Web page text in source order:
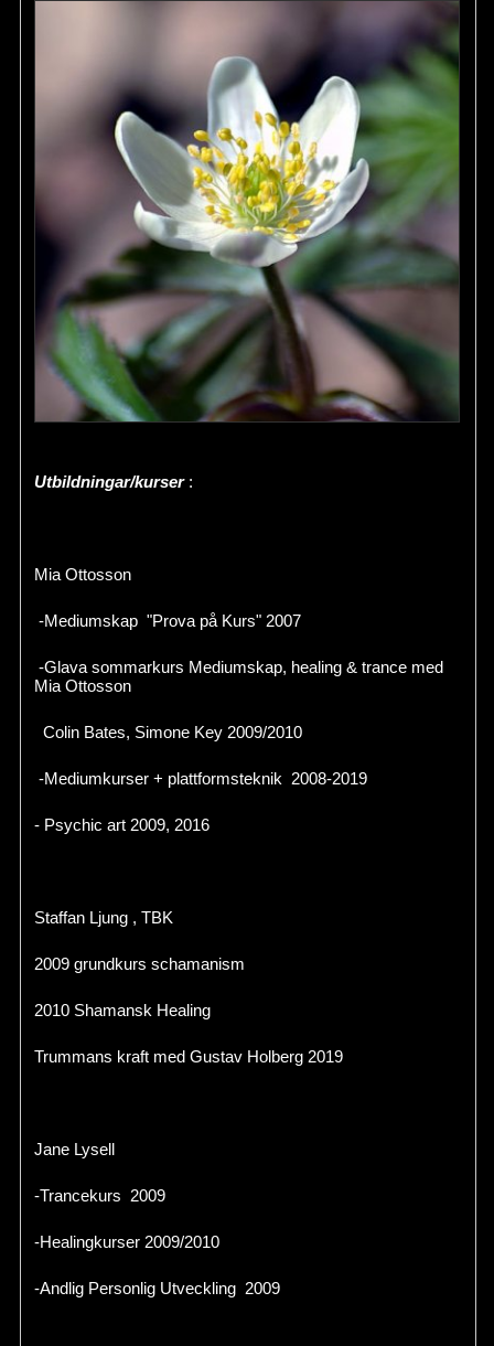
Utbildningar/kurser:
Mia Ottosson
-Mediumskap "Prova på Kurs" 2007
-Glava sommarkurs Mediumskap, healing & trance med
Mia Ottosson
Colin Bates, Simone Key 2009/2010
-Mediumkurser + plattformsteknik 2008-2019
- Psychic art 2009, 2016
Staffan Ljung , TBK
2009 grundkurs schamanism
2010 Shamansk Healing
Trummans kraft med Gustav Holberg 2019
Jane Lysell
-Trancekurs 2009
-Healingkurser 2009/2010
-Andlig Personlig Utveckling 2009